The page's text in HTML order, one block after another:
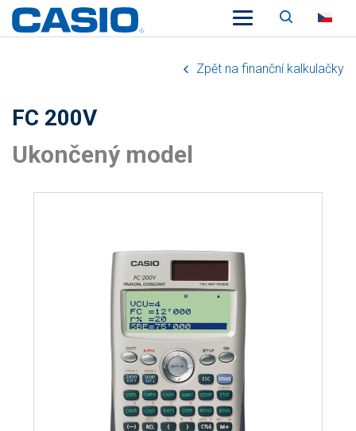
Zpět na finanční kalkulačky
FC 200V
Ukončený model